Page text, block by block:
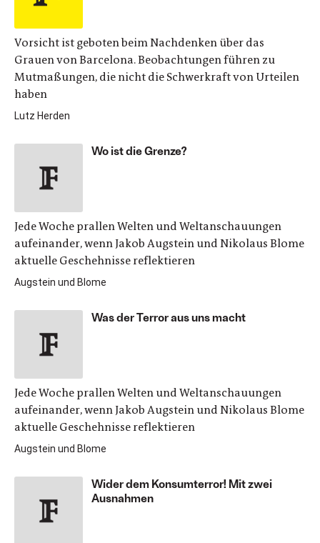
Vorsicht ist geboten beim Nachdenken über das
Grauen von Barcelona. Beobachtungen führen zu
Mutmaßungen, die nicht die Schwerkraft von Urteilen
haben
Lutz Herden
Wo ist die Grenze?
Jede Woche prallen Welten und Weltanschauungen
aufeinander, wenn Jakob Augstein und Nikolaus Blome
aktuelle Geschehnisse reflektieren
Augstein und Blome
Was der Terror aus uns macht
Jede Woche prallen Welten und Weltanschauungen
aufeinander, wenn Jakob Augstein und Nikolaus Blome
aktuelle Geschehnisse reflektieren
Augstein und Blome
Wider dem Konsumterror! Mit zwei
Ausnahmen